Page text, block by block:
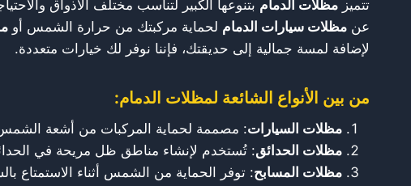
تتميز مظلات الدمام بتنوعها الكبير لتناسب مختلف الأذواق
عن مظلات سيارات الدمام لحماية مركبتك من حرارة الشمس أو
لإضافة لمسة جمالية إلى حديقتك، فإننا نوفر لك خيارات متعددة.
من بين الأنواع الشائعة لمظلات الدمام:
مظلات السيارات: مصممة لحماية المركبات من أشعة
مظلات الحدائق: تُستخدم لإنشاء مناطق ظل مريحة في
مظلات المسابح: توفر الحماية من الشمس أثناء الاستمتاع